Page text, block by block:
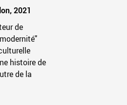
2021
de
histoire de
de la